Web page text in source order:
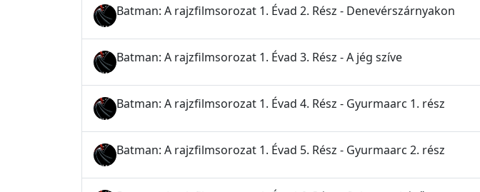
Batman: A rajzfilmsorozat 1. Évad 2. Rész - Denevérszárnyakon
Batman: A rajzfilmsorozat 1. Évad 3. Rész - A jég szíve
Batman: A rajzfilmsorozat 1. Évad 4. Rész - Gyurmaarc 1. rész
Batman: A rajzfilmsorozat 1. Évad 5. Rész - Gyurmaarc 2. rész